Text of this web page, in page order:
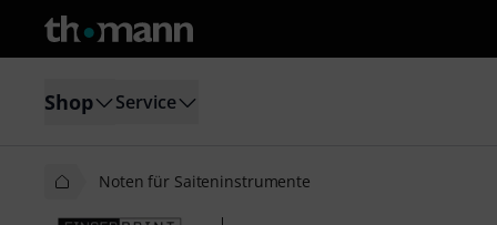
Shop Service
Noten für Saiteninstrumente